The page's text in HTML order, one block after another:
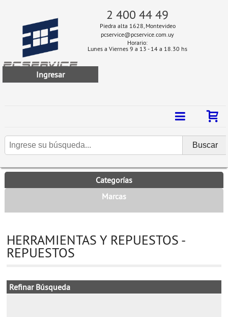
2 400 44 49
Piedra alta 1628, Montevideo
pcservice@pcservice.com.uy
Horario:
Lunes a Viernes 9 a 13 - 14 a 18.30 hs
Ingresar
Categorías
Marcas
HERRAMIENTAS Y REPUESTOS -
REPUESTOS
Refinar Búsqueda